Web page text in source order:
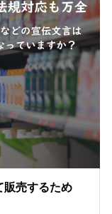
販売するため